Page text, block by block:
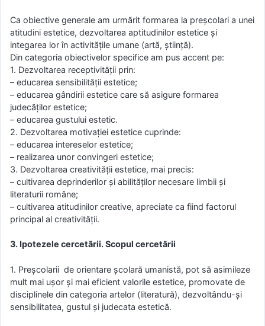
Ca obiective generale am urmărit formarea la preşcolari a unei
atitudini estetice, dezvoltarea aptitudinilor estetice şi
integarea lor în activităţile umane (artă, ştiinţă).
Din categoria obiectivelor specifice am pus accent pe:
1. Dezvoltarea receptivităţii prin:
– educarea sensibilităţii estetice;
– educarea gândirii estetice care să asigure formarea
judecăţilor estetice;
– educarea gustului estetic.
2. Dezvoltarea motivaţiei estetice cuprinde:
– educarea intereselor estetice;
– realizarea unor convingeri estetice;
3. Dezvoltarea creativităţii estetice, mai precis:
– cultivarea deprinderilor şi abilităţilor necesare limbii şi
literaturii române;
– cultivarea atitudinilor creative, apreciate ca fiind factorul
principal al creativităţii.
3. Ipotezele cercetării. Scopul cercetării
1. Preşcolarii de orientare şcolară umanistă, pot să asimileze
mult mai uşor şi mai eficient valorile estetice, promovate de
disciplinele din categoria artelor (literatură), dezvoltându-şi
sensibilitatea, gustul şi judecata estetică.